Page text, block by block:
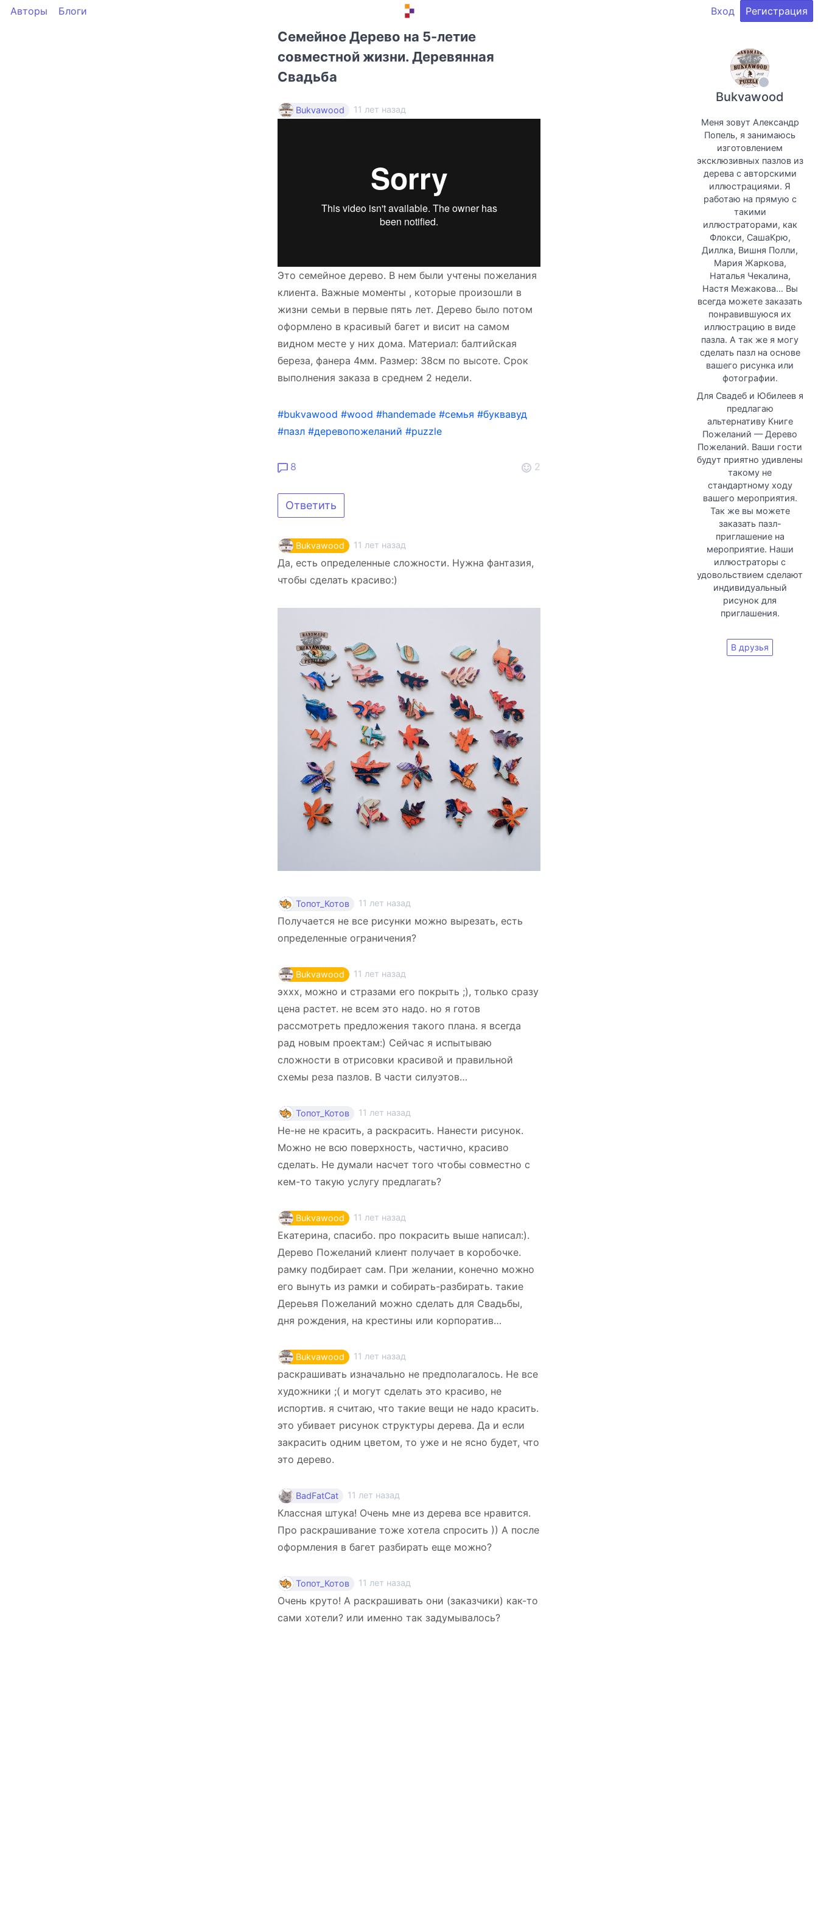
Авторы Блоги Вход Регистрация
Семейное Дерево на 5-летие
совместной жизни. Деревянная
Свадьба
Bukvawood 11 лет назад
Это семейное дерево. В нем были учтены пожелания
клиента. Важные моменты , которые произошли в
жизни семьи в первые пять лет. Дерево было потом
оформлено в красивый багет и висит на самом
видном месте у них дома. Материал: балтийская
береза, фанера 4мм. Размер: 38см по высоте. Срок
выполнения заказа в среднем 2 недели.
#bukvawood #wood #handemade #семья #буквавуд
#пазл #деревопожеланий #puzzle
8 2
Ответить
Bukvawood 11 лет назад
Да, есть определенные сложности. Нужна фантазия,
чтобы сделать красиво:)
Топот_Котов 11 лет назад
Получается не все рисунки можно вырезать, есть
определенные ограничения?
Bukvawood 11 лет назад
эххх, можно и стразами его покрыть ;), только сразу
цена растет. не всем это надо. но я готов
рассмотреть предложения такого плана. я всегда
рад новым проектам:) Сейчас я испытываю
сложности в отрисовки красивой и правильной
схемы реза пазлов. В части силуэтов…
Топот_Котов 11 лет назад
Не-не не красить, а раскрасить. Нанести рисунок.
Можно не всю поверхность, частично, красиво
сделать. Не думали насчет того чтобы совместно с
кем-то такую услугу предлагать?
Bukvawood 11 лет назад
Екатерина, спасибо. про покрасить выше написал:).
Дерево Пожеланий клиент получает в коробочке.
рамку подбирает сам. При желании, конечно можно
его вынуть из рамки и собирать-разбирать. такие
Дереьвя Пожеланий можно сделать для Свадьбы,
дня рождения, на крестины или корпоратив…
Bukvawood 11 лет назад
раскрашивать изначально не предполагалось. Не все
художники ;( и могут сделать это красиво, не
испортив. я считаю, что такие вещи не надо красить.
это убивает рисунок структуры дерева. Да и если
закрасить одним цветом, то уже и не ясно будет, что
это дерево.
BadFatCat 11 лет назад
Классная штука! Очень мне из дерева все нравится.
Про раскрашивание тоже хотела спросить )) А после
оформления в багет разбирать еще можно?
Топот_Котов 11 лет назад
Очень круто! А раскрашивать они (заказчики) как-то
сами хотели? или именно так задумывалось?
Bukvawood
Меня зовут Александр
Попель, я занимаюсь
изготовлением
эксклюзивных пазлов из
дерева с авторскими
иллюстрациями. Я
работаю на прямую с
такими
иллюстраторами, как
Флокси, СашаКрю,
Диллка, Вишня Полли,
Мария Жаркова,
Наталья Чекалина,
Настя Межакова… Вы
всегда можете заказать
понравившуюся их
иллюстрацию в виде
пазла. А так же я могу
сделать пазл на основе
вашего рисунка или
фотографии.
Для Свадеб и Юбилеев я
предлагаю
альтернативу Книге
Пожеланий — Дерево
Пожеланий. Ваши гости
будут приятно удивлены
такому не
стандартному ходу
вашего мероприятия.
Так же вы можете
заказать пазл-
приглашение на
мероприятие. Наши
иллюстраторы с
удовольствием сделают
индивидуальный
рисунок для
приглашения.
В друзья